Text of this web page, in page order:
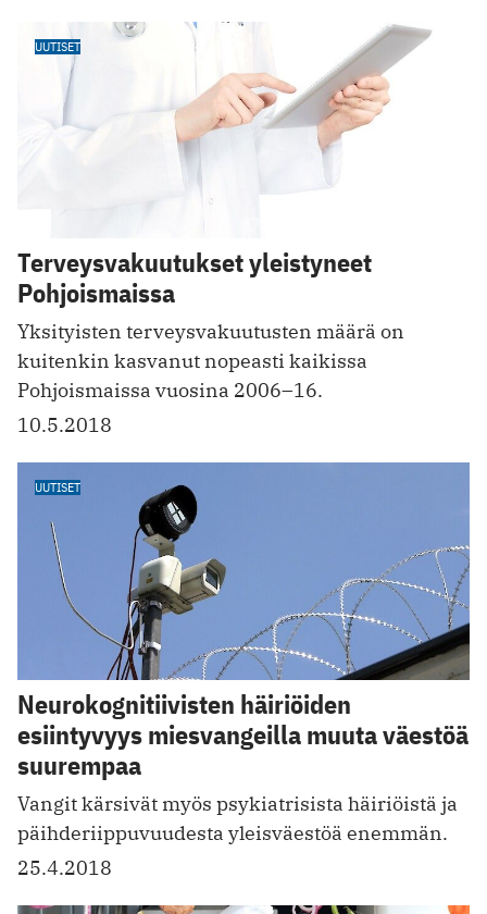
UUTISET
Terveysvakuutukset yleistyneet
Pohjoismaissa
Yksityisten terveysvakuutusten määrä on
kuitenkin kasvanut ­nopeasti kaikissa
Pohjoismaissa ­vuosina 2006–16.
10.5.2018
UUTISET
Neurokognitiivisten häiriöiden
esiintyvyys miesvangeilla muuta väestöä
suurempaa
Vangit kärsivät myös psykiatrisista häiriöistä ja
päihderiippuvuudesta yleisväestöä enemmän.
25.4.2018